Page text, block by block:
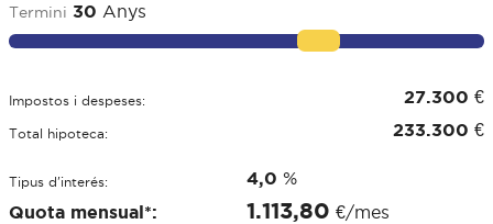
Termini 30 Anys
Impostos i despeses: 27.300 €
Total hipoteca: 233.300 €
Tipus d'interés: 4,0 %
Quota mensual*:
1.113,80 €/mes